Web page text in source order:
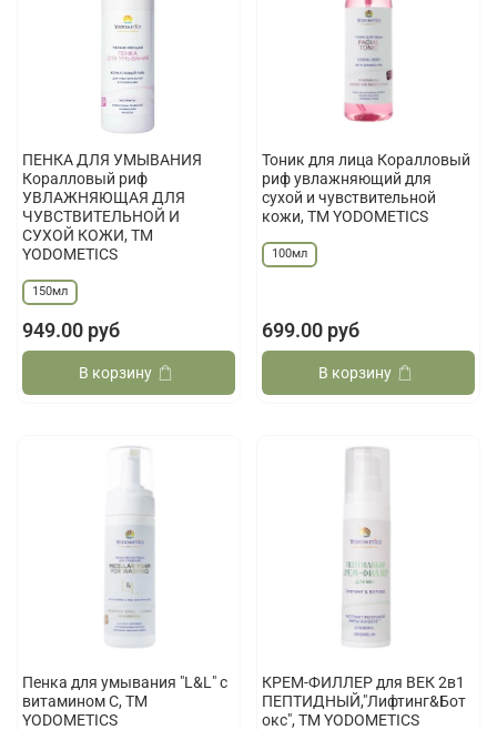
ПЕНКА ДЛЯ УМЫВАНИЯ
Коралловый риф
УВЛАЖНЯЮЩАЯ ДЛЯ
ЧУВСТВИТЕЛЬНОЙ И
СУХОЙ КОЖИ, ТМ
YODOMETICS
150мл
949.00 руб
В корзину
Тоник для лица Коралловый
риф увлажняющий для
сухой и чувствительной
кожи, ТМ YODOMETICS
100мл
699.00 руб
В корзину
Пенка для умывания "L&L" с
витамином С, ТМ
YODOMETICS
КРЕМ-ФИЛЛЕР для ВЕК 2в1
ПЕПТИДНЫЙ,"Лифтинг&Бот
окс", ТМ YODOMETICS